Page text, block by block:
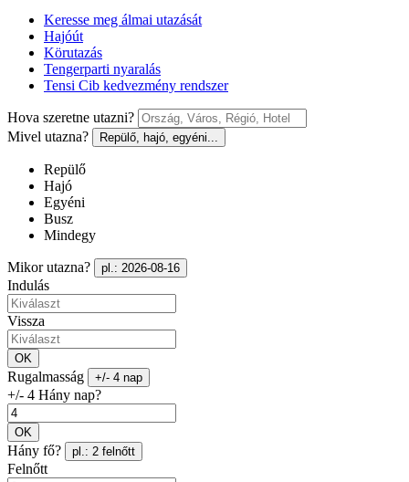
Keresse meg álmai utazását
Hajóút
Körutazás
Tengerparti nyaralás
Tensi Cib kedvezmény rendszer
Hova szeretne utazni?
Mivel utazna?
Repülő, hajó, egyéni...
Repülő
Hajó
Egyéni
Busz
Mindegy
Mikor utazna? pl.: 2026-08-16
Indulás
Vissza
OK
Rugalmasság +/- 4 nap
+/- 4 Hány nap?
OK
Hány fő? pl.: 2 felnőtt
Felnőtt